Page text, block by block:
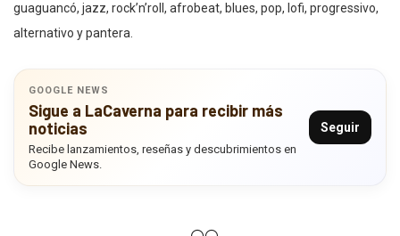
guaguancó, jazz, rock’n’roll, afrobeat, blues, pop, lofi, progressivo,
alternativo y pantera.
GOOGLE NEWS
Sigue a LaCaverna para recibir más
noticias
Recibe lanzamientos, reseñas y descubrimientos en
Google News.
Seguir